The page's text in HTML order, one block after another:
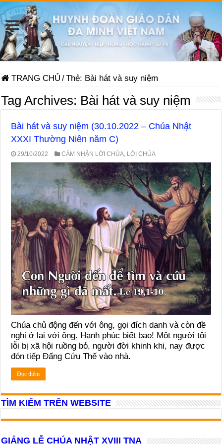
TRANG CHỦ /Thẻ: Bài hát và suy niệm
Tag Archives: Bài hát và suy niệm
Bài hát và suy niệm (30.10.2022 – Chúa Nhật
XXXI Thường Niên năm C)
29/10/2022 CẢM NHẬN LỜI CHÚA LỜI CHÚA
Chúa chủ động đến với ông, gọi đích danh và còn đề
nghị ở lại với ông. Hạnh phúc biết bao! Một người tội
lỗi bị xã hội ruồng bỏ, người đời khinh khi, nay được
đón tiếp Đấng Cứu Thế vào nhà.
Đọc thêm
TÌM KIẾM TRÊN WEBSITE
GIẢNG LỄ CHÚA NHẬT XVIII TNA